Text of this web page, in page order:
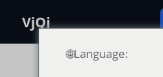
VjQj
🌐Language: